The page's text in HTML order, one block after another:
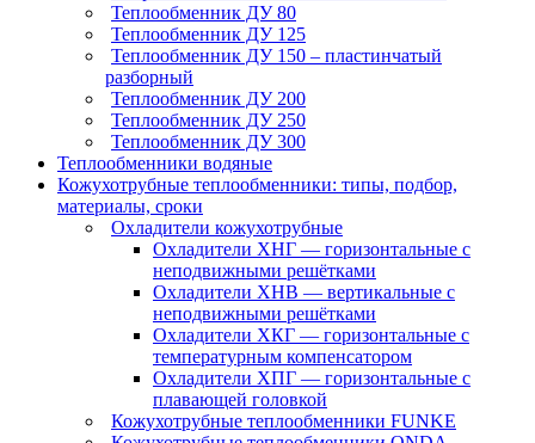
Теплообменник ДУ 80
Теплообменник ДУ 125
Теплообменник ДУ 150 – пластинчатый
разборный
Теплообменник ДУ 200
Теплообменник ДУ 250
Теплообменник ДУ 300
Теплообменники водяные
Кожухотрубные теплообменники: типы, подбор,
материалы, сроки
Охладители кожухотрубные
Охладители ХНГ — горизонтальные с
неподвижными решётками
Охладители ХНВ — вертикальные с
неподвижными решётками
Охладители ХКГ — горизонтальные с
температурным компенсатором
Охладители ХПГ — горизонтальные с
плавающей головкой
Кожухотрубные теплообменники FUNKE